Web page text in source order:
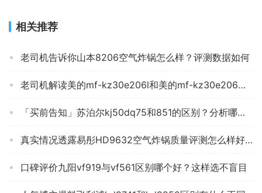
相关推荐
老司机告诉你山本8206空气炸锅怎么样？评测数据如何
老司机解读美的mf-kz30e206l和美的mf-kz30e206区别哪款更好？谁是性价比之王
「买前告知」苏泊尔kj50dq75和851的区别？分析哪款更适合你
真实情况透露易彤HD9632空气炸锅质量评测怎么样好不好用？
口碑评价九阳vf919与vf561区别哪个好？这样选不盲目